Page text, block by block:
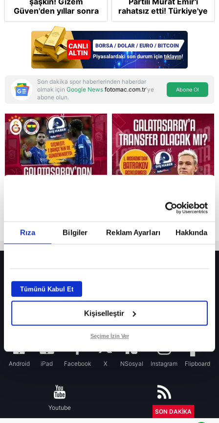
Rıza Bilgiler Reklam Ayarları Hakkında
Tümünü Kabul Et
Kişiselleştir
Seçime İzin Ver
Reddet
Güven'den yıllar sonra
gelen Cansu Demirci
itirafı! "Konuşmuyoruz"
rahatsız etti! Türkiye'ye
"paralı muhafız" rolü
biçti
Son dakika spor haberlerinden haberdar
olmak için Google News fotomac.com.tr'ye
abone olun.
Abone Ol
Fenerbahçe’de sürpriz ayrılık ihtimali! Devre arasında gelmişti
Fenerbahçe’nin yeni transferi Mason Greenwood için olay sözler!
Galatasaray’da rota yeniden Thiago Almada!
Android iPad Facebook X NSosyal Instagram Flipboard
Youtube RSS
SON DAKİKA